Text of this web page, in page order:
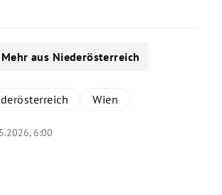
Mehr aus Niederösterreich
Wien
6:00